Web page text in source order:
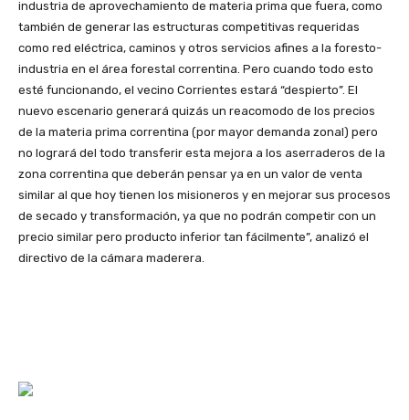
industria de aprovechamiento de materia prima que fuera, como
también de generar las estructuras competitivas requeridas
como red eléctrica, caminos y otros servicios afines a la foresto-
industria en el área forestal correntina. Pero cuando todo esto
esté funcionando, el vecino Corrientes estará “despierto”. El
nuevo escenario generará quizás un reacomodo de los precios
de la materia prima correntina (por mayor demanda zonal) pero
no logrará del todo transferir esta mejora a los aserraderos de la
zona correntina que deberán pensar ya en un valor de venta
similar al que hoy tienen los misioneros y en mejorar sus procesos
de secado y transformación, ya que no podrán competir con un
precio similar pero producto inferior tan fácilmente”, analizó el
directivo de la cámara maderera.